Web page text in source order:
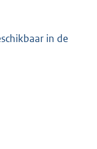
:
in de